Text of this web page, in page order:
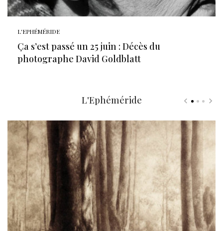
L'EPHÉMÉRIDE
Ça s’est passé un 25 juin : Décès du
photographe David Goldblatt
L'Ephéméride